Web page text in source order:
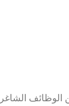
الوظائف